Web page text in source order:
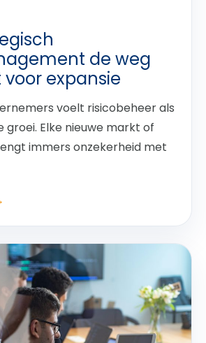
de weg
expansie
voelt risicobeheer als
groei. Elke nieuwe markt of
immers onzekerheid met